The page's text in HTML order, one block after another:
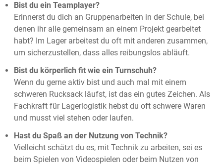
Bist du ein Teamplayer?
Erinnerst du dich an Gruppenarbeiten in der Schule, bei
denen ihr alle gemeinsam an einem Projekt gearbeitet
habt? Im Lager arbeitest du oft mit anderen zusammen,
um sicherzustellen, dass alles reibungslos abläuft.
Bist du körperlich fit wie ein Turnschuh?
Wenn du gerne aktiv bist und auch mal mit einem
schweren Rucksack läufst, ist das ein gutes Zeichen. Als
Fachkraft für Lagerlogistik hebst du oft schwere Waren
und musst viel stehen oder laufen.
Hast du Spaß an der Nutzung von Technik?
Vielleicht schätzt du es, mit Technik zu arbeiten, sei es
beim Spielen von Videospielen oder beim Nutzen von